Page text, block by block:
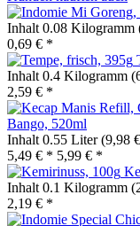
Inhalt 0.08 Kilogramm
0,69 € *
Inhalt 0.4 Kilogramm
2,59 € *
Bango, 520ml
Inhalt 0.55 Liter(9,98
5,49 € * 5,99 € *
Inhalt 0.1 Kilogramm
2,19 € *